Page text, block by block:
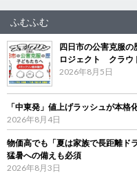
ふむふむ
四日市の公害克服
ロジェクト クラウ
2026年8月5日
「中東発」値上げラッシュが本
2026年8月4日
物価高でも「夏は家族で長距離ド
猛暑への備えも必須
2026年8月3日